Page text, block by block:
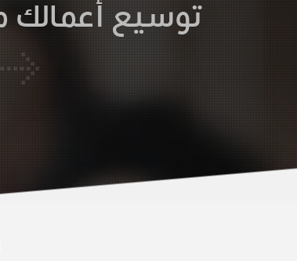
توسيع أعمالك